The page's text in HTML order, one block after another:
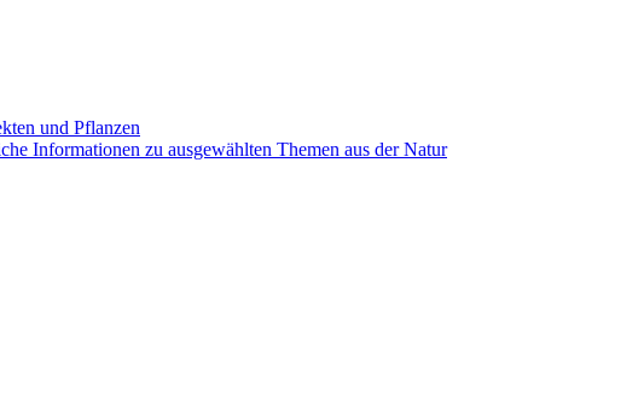
und Pflanzen
Informationen zu ausgewählten Themen aus der Natur